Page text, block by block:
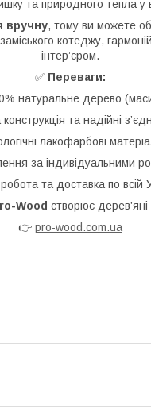
та природного тепла у
вручну, тому ви можете
котеджу,
інтер’єром.
✅ Переваги:
натуральне дерево
конструкція та надійні
лакофарбові
за індивідуальними
та доставка по всій
Wood створює
👉 pro-wood.com.ua